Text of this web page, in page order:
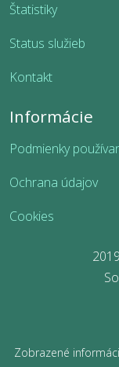
Štatistiky
Status služieb
Kontakt
Informácie
Podmienky
Ochrana údajov
Cookies
So
Zobrazené